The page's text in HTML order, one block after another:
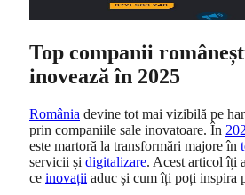
Top companii
inovează în 2025
România devine tot mai vizibilă pe
prin companiile sale inovatoare. În
este martoră la transformări majore în
servicii și digitalizare. Acest articol îți
ce inovații aduc și cum îți poți inspira